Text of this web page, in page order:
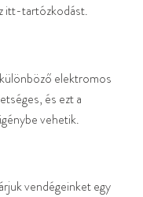
itt-tartózkodást.
elektromos
és ezt a
vehetik.
vendégeinket egy